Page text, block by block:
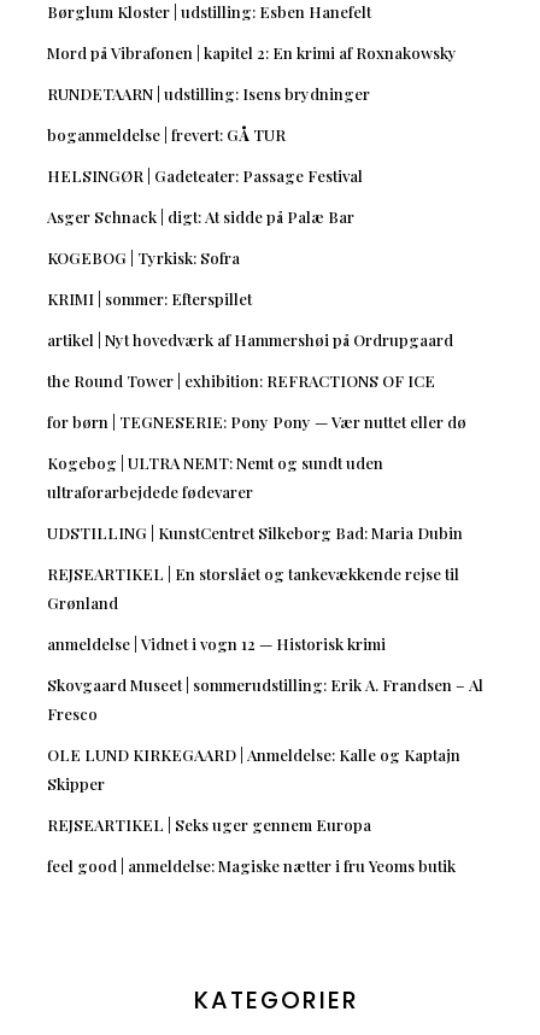
Børglum Kloster | udstilling: Esben Hanefelt
Mord på Vibrafonen | kapitel 2: En krimi af Roxnakowsky
RUNDETAARN | udstilling: Isens brydninger
boganmeldelse | frevert: GÅ TUR
HELSINGØR | Gadeteater: Passage Festival
Asger Schnack | digt: At sidde på Palæ Bar
KOGEBOG | Tyrkisk: Sofra
KRIMI | sommer: Efterspillet
artikel | Nyt hovedværk af Hammershøi på Ordrupgaard
the Round Tower | exhibition: REFRACTIONS OF ICE
for børn | TEGNESERIE: Pony Pony — Vær nuttet eller dø
Kogebog | ULTRA NEMT: Nemt og sundt uden
ultraforarbejdede fødevarer
UDSTILLING | KunstCentret Silkeborg Bad: Maria Dubin
REJSEARTIKEL | En storslået og tankevækkende rejse til
Grønland
anmeldelse | Vidnet i vogn 12 — Historisk krimi
Skovgaard Museet | sommerudstilling: Erik A. Frandsen – Al
Fresco
OLE LUND KIRKEGAARD | Anmeldelse: Kalle og Kaptajn
Skipper
REJSEARTIKEL | Seks uger gennem Europa
feel good | anmeldelse: Magiske nætter i fru Yeoms butik
KATEGORIER